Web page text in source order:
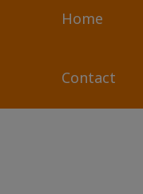
Home
Contact